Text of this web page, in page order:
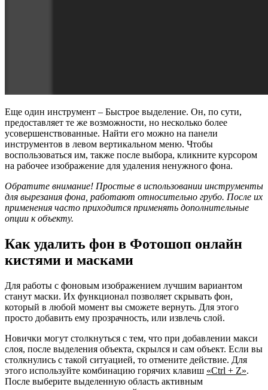
Еще один инструмент – Быстрое выделение. Он, по сути,
предоставляет те же возможности, но несколько более
усовершенствованные. Найти его можно на панели
инструментов в левом вертикальном меню. Чтобы
воспользоваться им, также после выбора, кликните курсором
на рабочее изображение для удаления ненужного фона.
Обратите внимание! Простые в использовании инструменты
для вырезания фона, работают относительно грубо. После их
применения часто приходится применять дополнительные
опции к объекту.
Как удалить фон в Фотошоп онлайн
кистями и масками
Для работы с фоновым изображением лучшим вариантом
станут маски. Их функционал позволяет скрывать фон,
который в любой момент вы сможете вернуть. Для этого
просто добавить ему прозрачность, или извлечь слой.
Новички могут столкнуться с тем, что при добавлении макси
слоя, после выделения объекта, скрылся и сам объект. Если вы
столкнулись с такой ситуацией, то отмените действие. Для
этого используйте комбинацию горячих клавиш «Ctrl + Z».
После выберите выделенную область активным